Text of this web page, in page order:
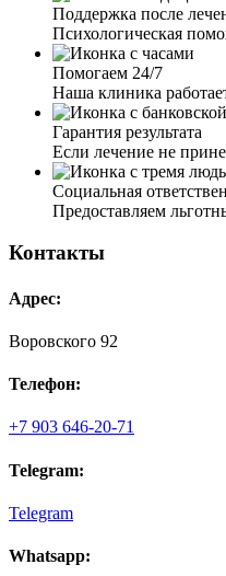
Поддержка после
Психологическая
Помогаем 24/7
Наша клиника
Гарантия результата
Если лечение не
Социальная
Предоставляем
Контакты
Адрес:
Воровского 92
Телефон:
+7 903 646-20-71
Telegram:
Telegram
Whatsapp: